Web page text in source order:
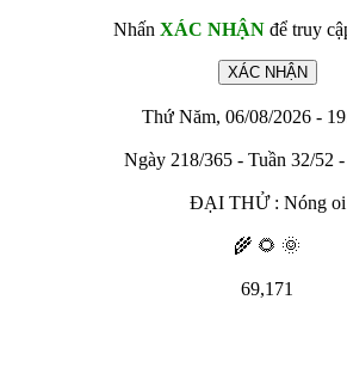
Nhấn XÁC NHẬNđể truy
Thứ Năm, 06/08/2026 -
Ngày 218/365 - Tuần 32/52
ĐẠI THỬ : Nóng oi
🌾 🌻 🌞
69,171